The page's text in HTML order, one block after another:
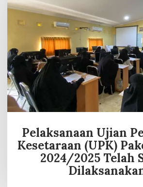
Pelaksanaan Ujian
Kesetaraan (UPK)
2024/2025 Telah